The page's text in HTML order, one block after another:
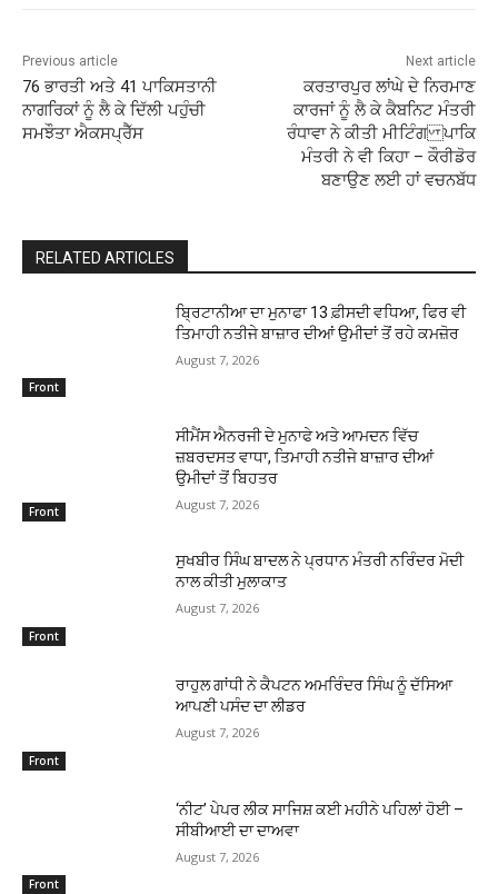
Previous article
76 ਭਾਰਤੀ ਅਤੇ 41 ਪਾਕਿਸਤਾਨੀ
ਨਾਗਰਿਕਾਂ ਨੂੰ ਲੈ ਕੇ ਦਿੱਲੀ ਪਹੁੰਚੀ
ਸਮਝੌਤਾ ਐਕਸਪ੍ਰੈੱਸ
Next article
ਕਰਤਾਰਪੁਰ ਲਾਂਘੇ ਦੇ ਨਿਰਮਾਣ
ਕਾਰਜਾਂ ਨੂੰ ਲੈ ਕੇ ਕੈਬਨਿਟ ਮੰਤਰੀ
ਰੰਧਾਵਾ ਨੇ ਕੀਤੀ ਮੀਟਿੰਗ ਪਾਕਿ
ਮੰਤਰੀ ਨੇ ਵੀ ਕਿਹਾ – ਕੌਰੀਡੋਰ
ਬਣਾਉਣ ਲਈ ਹਾਂ ਵਚਨਬੱਧ
RELATED ARTICLES
Front
ਬ੍ਰਿਟਾਨੀਆ ਦਾ ਮੁਨਾਫਾ 13 ਫ਼ੀਸਦੀ ਵਧਿਆ, ਫਿਰ ਵੀ
ਤਿਮਾਹੀ ਨਤੀਜੇ ਬਾਜ਼ਾਰ ਦੀਆਂ ਉਮੀਦਾਂ ਤੋਂ ਰਹੇ ਕਮਜ਼ੋਰ
August 7, 2026
Front
ਸੀਮੈਂਸ ਐਨਰਜੀ ਦੇ ਮੁਨਾਫੇ ਅਤੇ ਆਮਦਨ ਵਿੱਚ
ਜ਼ਬਰਦਸਤ ਵਾਧਾ, ਤਿਮਾਹੀ ਨਤੀਜੇ ਬਾਜ਼ਾਰ ਦੀਆਂ
ਉਮੀਦਾਂ ਤੋਂ ਬਿਹਤਰ
August 7, 2026
Front
ਸੁਖਬੀਰ ਸਿੰਘ ਬਾਦਲ ਨੇ ਪ੍ਰਧਾਨ ਮੰਤਰੀ ਨਰਿੰਦਰ ਮੋਦੀ
ਨਾਲ ਕੀਤੀ ਮੁਲਾਕਾਤ
August 7, 2026
Front
ਰਾਹੁਲ ਗਾਂਧੀ ਨੇ ਕੈਪਟਨ ਅਮਰਿੰਦਰ ਸਿੰਘ ਨੂੰ ਦੱਸਿਆ
ਆਪਣੀ ਪਸੰਦ ਦਾ ਲੀਡਰ
August 7, 2026
Front
‘ਨੀਟ’ ਪੇਪਰ ਲੀਕ ਸਾਜਿਸ਼ ਕਈ ਮਹੀਨੇ ਪਹਿਲਾਂ ਹੋਈ –
ਸੀਬੀਆਈ ਦਾ ਦਾਅਵਾ
August 7, 2026